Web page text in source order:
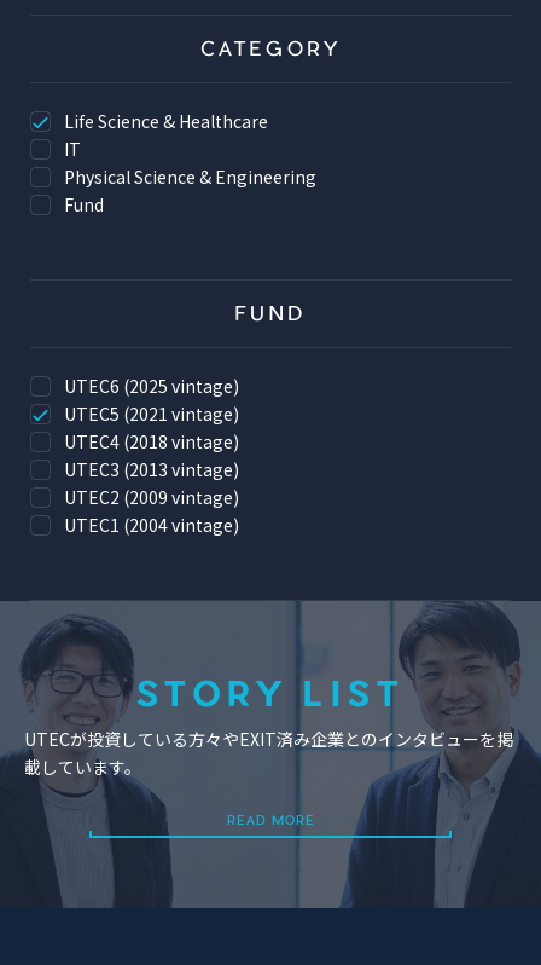
CATEGORY
Life Science & Healthcare
IT
Physical Science & Engineering
Fund
FUND
UTEC6 (2025 vintage)
UTEC5 (2021 vintage)
UTEC4 (2018 vintage)
UTEC3 (2013 vintage)
UTEC2 (2009 vintage)
UTEC1 (2004 vintage)
STORY LIST
UTECが投資している方々やEXIT済み企業とのインタビューを掲
載しています。
READ MORE
READ MORE